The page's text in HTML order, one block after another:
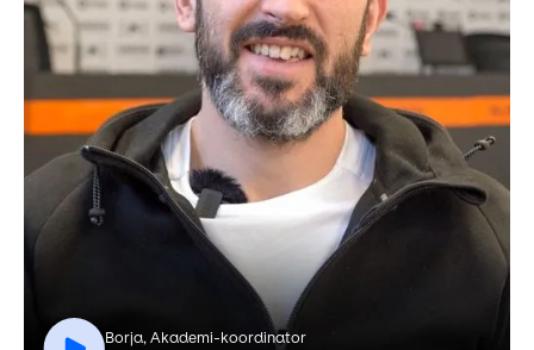
Borja, Akademi-koordinator